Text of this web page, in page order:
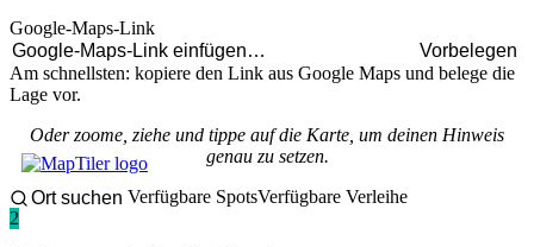
Google-Maps-Link
Vorbelegen
Am schnellsten: kopiere den Link aus Google Maps und belege die
Lage vor.
Oder zoome, ziehe und tippe auf die Karte, um deinen Hinweis
genau zu setzen.
Verfügbare SpotsVerfügbare Verleihe
2